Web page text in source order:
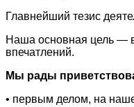
Главнейший тезис
Наша основная цель —
впечатлений.
Мы рады
• первым делом, на